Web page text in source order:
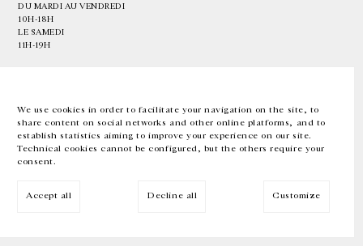
We use cookies in order to facilitate your navigation on the site, to
share content on social networks and other online platforms, and to
establish statistics aiming to improve your experience on our site.
Technical cookies cannot be configured, but the others require your
consent.
Accept all Decline all Customize
DU MARDI AU VENDREDI
10H-18H
LE SAMEDI
11H-19H
EN FR 中文 Facebook Instagram
Inscrivez-vous à notre newsletter